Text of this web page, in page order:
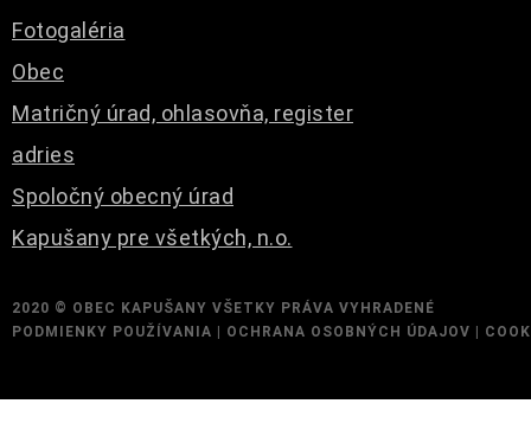
Fotogaléria
Obec
Matričný úrad, ohlasovňa, register
adries
Spoločný obecný úrad
Kapušany pre všetkých, n.o.
2020 © OBEC KAPUŠANY VŠETKY PRÁVA VYHRADENÉ
PODMIENKY POUŽÍVANIA
OCHRANA OSOBNÝCH ÚDAJOV